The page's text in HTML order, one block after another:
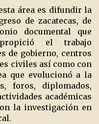
área es difundir la
de zacatecas, de
documental que
el trabajo
de gobierno, centros
civiles así como con
que evolucionó a la
foros, diplomados,
académicas
la investigación en